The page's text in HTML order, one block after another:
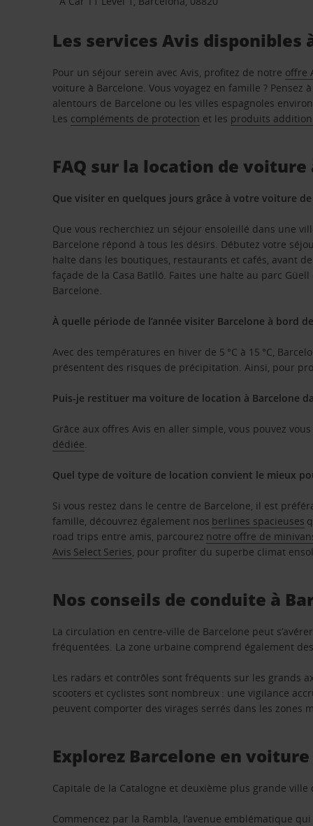
Les services Avis disponibles
Pour un séjour serein avec Avis, profitez de notre offre
voiture à Barcelone. Vous voyagez en famille ? Pensez
alentours de Barcelone ou les villes espagnoles
Les compléments de protection et les produits
FAQ sur la location de voiture
Que visiter en quelques jours grâce à votre voiture
Que vous recherchiez un séjour ensoleillé dans une
Barcelone répond à tous les désirs. Débutez votre
halte dans les boutiques, restaurants et cafés, avant
façade de la Casa Batlló. Faites une halte au parc
Barcelone.
À quelle période de l’année visiter Barcelone à bord
Avec des températures en hiver de 5 °C à 15 °C,
présentent des risques de précipitation. Ainsi, pour
Puis-je restituer ma voiture de location à Barcelone
Grâce aux offres Avis en aller simple, vous pouvez
dédiée.
Quel type de voiture de location convient le mieux
Si vous restez dans le centre de Barcelone, il est
famille, découvrez également nos berlines spacieuses
road trips entre amis, parcourez notre offre de
Avis Select Series, pour profiter du superbe climat
Nos conseils de conduite à
La circulation en centre-ville de Barcelone peut
fréquentées. La zone urbaine comprend également
Les radars et contrôles sont fréquents sur les grands
scooters et cyclistes sont nombreux : une vigilance
peuvent comporter des virages serrés dans les zones
Explorez Barcelone en
Capitale de la Catalogne et deuxième plus grande
Commencez par la Rambla, l’avenue emblématique